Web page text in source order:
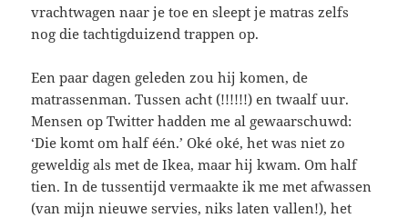
vrachtwagen naar je toe en sleept je matras zelfs
nog die tachtigduizend trappen op.
Een paar dagen geleden zou hij komen, de
matrassenman. Tussen acht (!!!!!!) en twaalf uur.
Mensen op Twitter hadden me al gewaarschuwd:
‘Die komt om half één.’ Oké oké, het was niet zo
geweldig als met de Ikea, maar hij kwam. Om half
tien. In de tussentijd vermaakte ik me met afwassen
(van mijn nieuwe servies, niks laten vallen!), het